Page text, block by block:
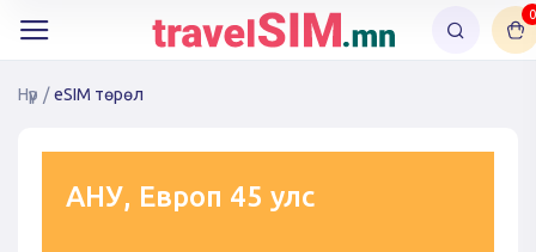
0
Нүүр / eSIM төрөл
АНУ, Европ 45 улс